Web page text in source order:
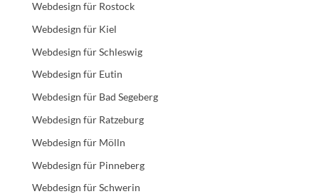
Webdesign für Rostock
Webdesign für Kiel
Webdesign für Schleswig
Webdesign für Eutin
Webdesign für Bad Segeberg
Webdesign für Ratzeburg
Webdesign für Mölln
Webdesign für Pinneberg
Webdesign für Schwerin